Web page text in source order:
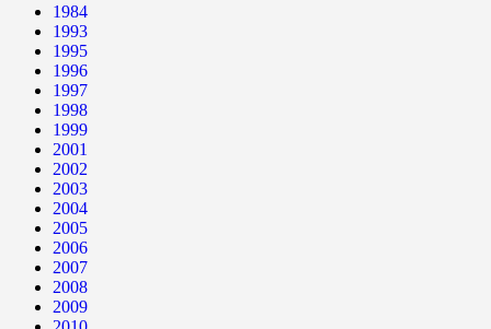
1984
1993
1995
1996
1997
1998
1999
2001
2002
2003
2004
2005
2006
2007
2008
2009